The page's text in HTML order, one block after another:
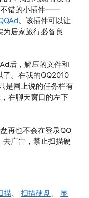
不错的小插件——
。该插件可以让
为居家旅行必备良
后，解压的文件和
了。在我的QQ2010
是网上说的任务栏有
在聊天窗口的左下
再也不会在登录QQ
去广告，禁止扫描硬
描 扫描硬盘
显